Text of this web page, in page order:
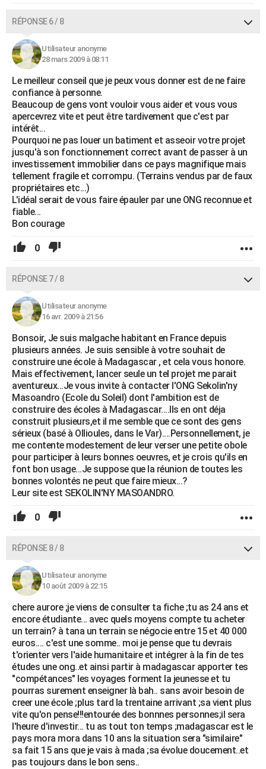
RÉPONSE 6 / 8
Utilisateur anonyme
28 mars 2009 à 08:11
Le meilleur conseil que je peux vous donner est de ne faire
confiance à personne.
Beaucoup de gens vont vouloir vous aider et vous vous
apercevrez vite et peut être tardivement que c'est par
intérêt...
Pourquoi ne pas louer un batiment et asseoir votre projet
jusqu'à son fonctionnement correct avant de passer à un
investissement immobilier dans ce pays magnifique mais
tellement fragile et corrompu. (Terrains vendus par de faux
propriétaires etc...)
L'idéal serait de vous faire épauler par une ONG reconnue et
fiable...
Bon courage
0
RÉPONSE 7 / 8
Utilisateur anonyme
16 avr. 2009 à 21:56
Bonsoir, Je suis malgache habitant en France depuis
plusieurs années. Je suis sensible à votre souhait de
construire une école à Madagascar , et cela vous honore.
Mais effectivement, lancer seule un tel projet me parait
aventureux...Je vous invite à contacter l'ONG Sekolin'ny
Masoandro (Ecole du Soleil) dont l'ambition est de
construire des écoles à Madagascar....Ils en ont déja
construit plusieurs,et il me semble que ce sont des gens
sérieux (basé à Ollioules, dans le Var)....Personnellement, je
me contente modestement de leur verser une petite obole
pour participer à leurs bonnes oeuvres, et je crois qu'ils en
font bon usage...Je suppose que la réunion de toutes les
bonnes volontés ne peut que faire mieux...?
Leur site est SEKOLIN'NY MASOANDRO.
0
RÉPONSE 8 / 8
Utilisateur anonyme
10 août 2009 à 22:15
chere aurore ;je viens de consulter ta fiche ;tu as 24 ans et
encore étudiante... avec quels moyens compte tu acheter
un terrain? à tana un terrain se négocie entre 15 et 40 000
euros.... c'est une somme.. moi je pense que tu devrais
t'orienter vers l'aide humanitaire et intégrer à la fin de tes
études une ong..et ainsi partir à madagascar apporter tes
"compétances" les voyages forment la jeunesse et tu
pourras surement enseigner là bah.. sans avoir besoin de
creer une école ;plus tard la trentaine arrivant ;sa vient plus
vite qu'on pense!!!entourée des bonnnes personnes;il sera
l'heure d'investir... tu as tout ton temps ;madagascar est le
pays mora mora dans 10 ans la situation sera "similaire"
sa fait 15 ans que je vais à mada ;sa évolue doucement..et
pas toujours dans le bon sens..